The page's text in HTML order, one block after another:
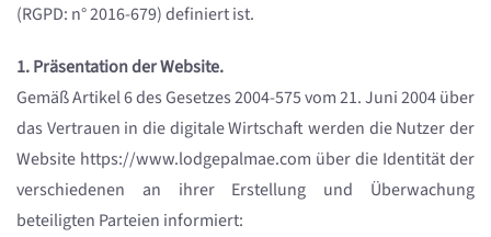
(RGPD: n° 2016-679) definiert ist.
1. Präsentation der Website.
Gemäß Artikel 6 des Gesetzes 2004-575 vom 21. Juni 2004 über
das Vertrauen in die digitale Wirtschaft werden die Nutzer der
Website https://www.lodgepalmae.com über die Identität der
verschiedenen an ihrer Erstellung und Überwachung
beteiligten Parteien informiert: